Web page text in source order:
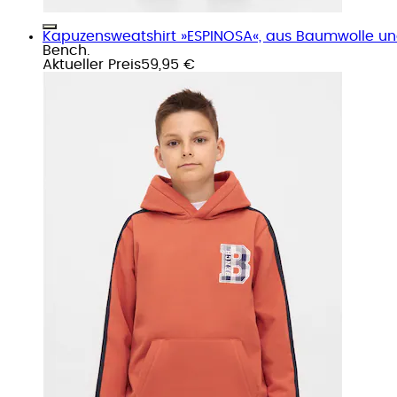
Kapuzensweatshirt »ESPINOSA«, aus Baumwolle
Bench.
Aktueller Preis59,95 €